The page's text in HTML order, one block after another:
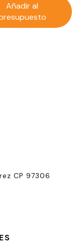
Añadir al
CP 97306